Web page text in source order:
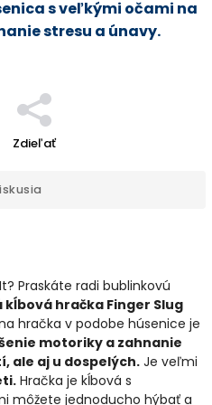
s veľkými očami na
stresu a únavy.
Zdieľať
Praskáte radi bublinkovú
hračka Finger Slug
hračka v podobe húsenice je
motoriky a zahnanie
ale aj u dospelých. Je veľmi
Hračka je kĺbová s
môžete jednoducho hýbať a